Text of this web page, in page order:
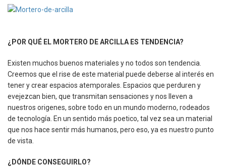
¿POR QUÉ EL MORTERO DE ARCILLA ES TENDENCIA?
Existen muchos buenos materiales y no todos son tendencia.
Creemos que el rise de este material puede deberse al interés en
tener y crear espacios atemporales. Espacios que perduren y
evejezcan bien, que transmitan sensaciones y nos lleven a
nuestros origenes, sobre todo en un mundo moderno, rodeados
de tecnología. En un sentido más poetico, tal vez sea un material
que nos hace sentir más humanos, pero eso, ya es nuestro punto
de vista.
¿DÓNDE CONSEGUIRLO?